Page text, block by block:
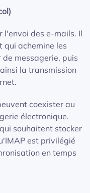
l'envoi des e-mails. Il
qui achemine les
messagerie, puis
la transmission
coexister au
électronique.
souhaitent stocker
est privilégié
en temps